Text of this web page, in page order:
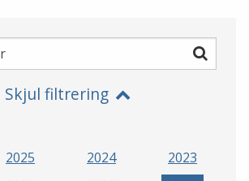
Søk
Skjul filtrering
2025 2024
2023